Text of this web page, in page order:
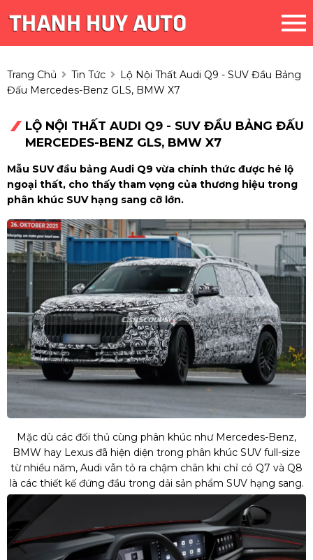
Trang Chủ Tin Tức
Lộ Nội Thất Audi Q9 - SUV Đầu Bảng
Đấu Mercedes-Benz GLS, BMW X7
LỘ NỘI THẤT AUDI Q9 - SUV ĐẦU BẢNG ĐẤU
MERCEDES-BENZ GLS, BMW X7
Mẫu SUV đầu bảng Audi Q9 vừa chính thức được hé lộ
ngoại thất, cho thấy tham vọng của thương hiệu trong
phân khúc SUV hạng sang cỡ lớn.
Mặc dù các đối thủ cùng phân khúc như Mercedes-Benz,
BMW hay Lexus đã hiện diện trong phân khúc SUV full-size
từ nhiều năm, Audi vẫn tỏ ra chậm chân khi chỉ có Q7 và Q8
là các thiết kế đứng đầu trong dải sản phẩm SUV hạng sang.